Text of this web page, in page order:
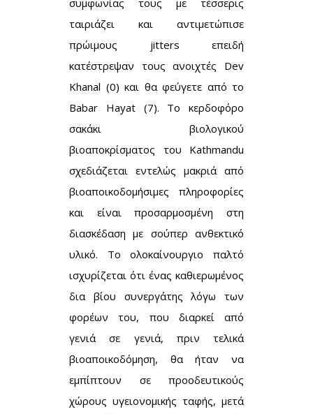
συμφωνίας τους με τέσσερις
ταιριάζει και αντιμετώπισε
πρώιμους jitters επειδή
κατέστρεψαν τους ανοιχτές Dev
Khanal (0) και θα φεύγετε από το
Babar Hayat (7). Το κερδοφόρο
σακάκι βιολογικού
βιοαποκρίσματος του Kathmandu
σχεδιάζεται εντελώς μακριά από
βιοαποικοδομήσιμες πληροφορίες
και είναι προσαρμοσμένη στη
διασκέδαση με σούπερ ανθεκτικό
υλικό. Το ολοκαίνουργιο παλτό
ισχυρίζεται ότι ένας καθιερωμένος
δια βίου συνεργάτης λόγω των
φορέων του, που διαρκεί από
γενιά σε γενιά, πριν τελικά
βιοαποικοδόμηση, θα ήταν να
εμπίπτουν σε προοδευτικούς
χώρους υγειονομικής ταφής, μετά